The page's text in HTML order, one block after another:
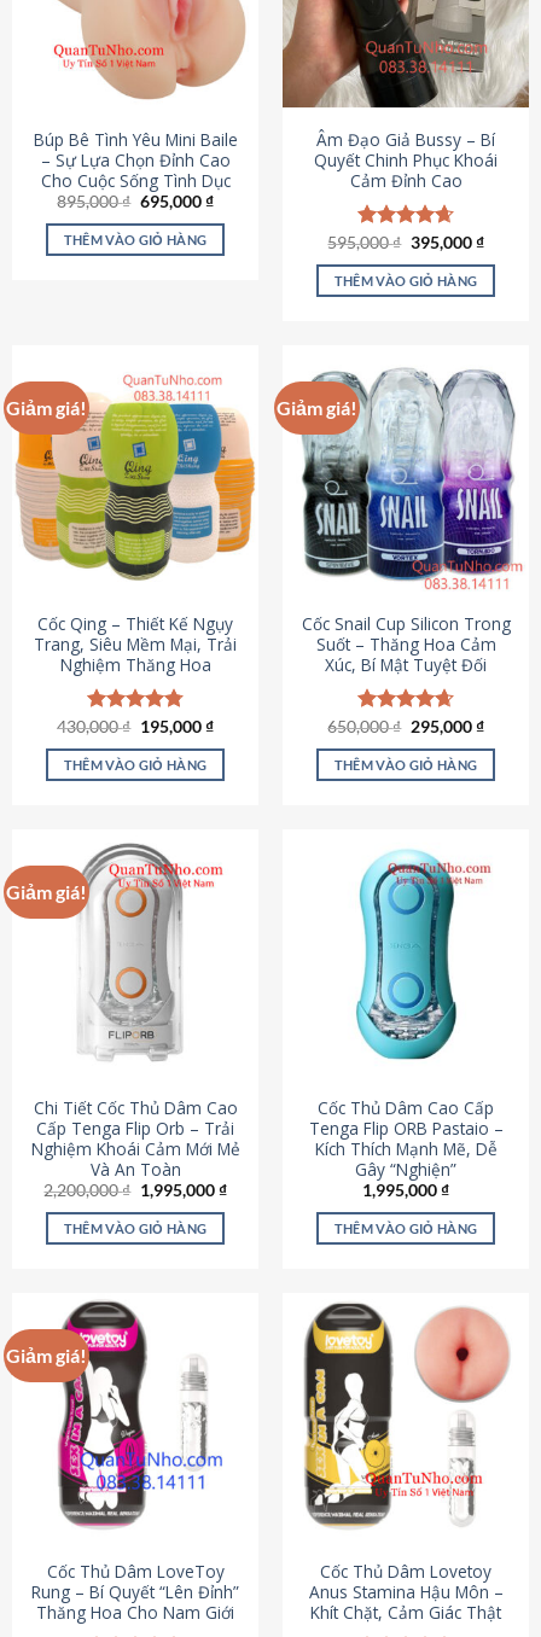
chọn
thể
chọn
trên
trang
sản
phẩm
Búp Bê Tình Yêu Mini Baile
– Sự Lựa Chọn Đỉnh Cao
Cho Cuộc Sống Tình Dục
895,000₫ Giá
là:
895,000 ₫.
695,000₫Giá
tại
THÊM VÀO GIỎ HÀNG
Âm Đạo Giả Bussy – Bí
Quyết Chinh Phục Khoái
Cảm Đỉnh Cao
Được xếp
hạng4.64
5 sao
595,000₫ Giá
là:
595,000 ₫.
395,000₫Giá
tại
THÊM VÀO GIỎ HÀNG
Giảm giá!
Cốc Qing – Thiết Kế Ngụy
Trang, Siêu Mềm Mại, Trải
Nghiệm Thăng Hoa
Được xếp
hạng4.78
5 sao
430,000₫ Giá
là:
430,000 ₫.
195,000₫Giá
tại
THÊM VÀO GIỎ HÀNG
Giảm giá!
Cốc Snail Cup Silicon Trong
Suốt – Thăng Hoa Cảm
Xúc, Bí Mật Tuyệt Đối
Được xếp
hạng4.69
5 sao
650,000₫ Giá
là:
650,000 ₫.
295,000₫Giá
tại
THÊM VÀO GIỎ HÀNG
Giảm giá!
Chi Tiết Cốc Thủ Dâm Cao
Cấp Tenga Flip Orb – Trải
Nghiệm Khoái Cảm Mới Mẻ
Và An Toàn
2,200,000₫ Giá
gốc
là:
2,200,000 ₫.
1,995,000₫Giá
THÊM VÀO GIỎ HÀNG
Cốc Thủ Dâm Cao Cấp
Tenga Flip ORB Pastaio –
Kích Thích Mạnh Mẽ, Dễ
Gây “Nghiện”
1,995,000₫
THÊM VÀO GIỎ HÀNG
Giảm giá!
Cốc Thủ Dâm LoveToy
Rung – Bí Quyết “Lên Đỉnh”
Thăng Hoa Cho Nam Giới
Cốc Thủ Dâm Lovetoy
Anus Stamina Hậu Môn –
Khít Chặt, Cảm Giác Thật